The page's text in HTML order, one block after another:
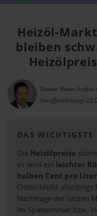
Heizöl-
bleiben
Dieser News-Artikel
Veröffentlichung:
DAS
Die Heizölpreise
es wird ein leichter
halben Cent pro Liter
Osten bleibt allerdings
Nachfrage der letzten
im Spätsommer bzw.